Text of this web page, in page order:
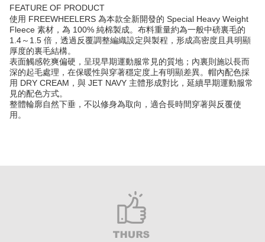
FEATURE OF PRODUCT
使用 FREEWHEELERS 為本款全新開發的 Special Heavy Weight
Fleece 素材，為 100% 純棉製成。布料重量約為一般中磅裏毛的
1.4～1.5 倍，透過反覆調整編織設定與製程，形成高密度且具明顯
厚度的裏毛結構。
表面觸感乾爽偏硬，呈現早期運動服常見的質地；內裏則施以長而
深的起毛處理，在保暖性與穿著穩定度上有明顯差異。帽內配色採
用 DRY CREAM，與 JET NAVY 主體形成對比，延續早期運動服常
見的配色方式。
整體輪廓自然下垂，不以修身為取向，適合長時間穿著與反覆使
用。